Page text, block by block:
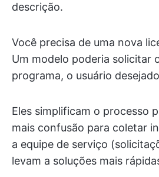
descrição.
Você precisa de uma nova
Um modelo poderia solicitar
programa, o usuário
Eles simplificam o processo
mais confusão para coletar
a equipe de serviço
levam a soluções mais